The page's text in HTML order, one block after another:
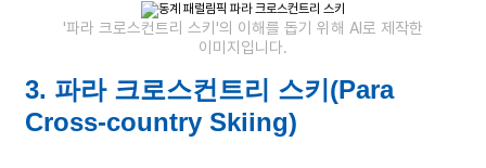
'파라 크로스컨트리 스키'의 이해를 돕기 위해 AI로 제작한
이미지입니다.
3. 파라 크로스컨트리 스키(Para
Cross-country Skiing)